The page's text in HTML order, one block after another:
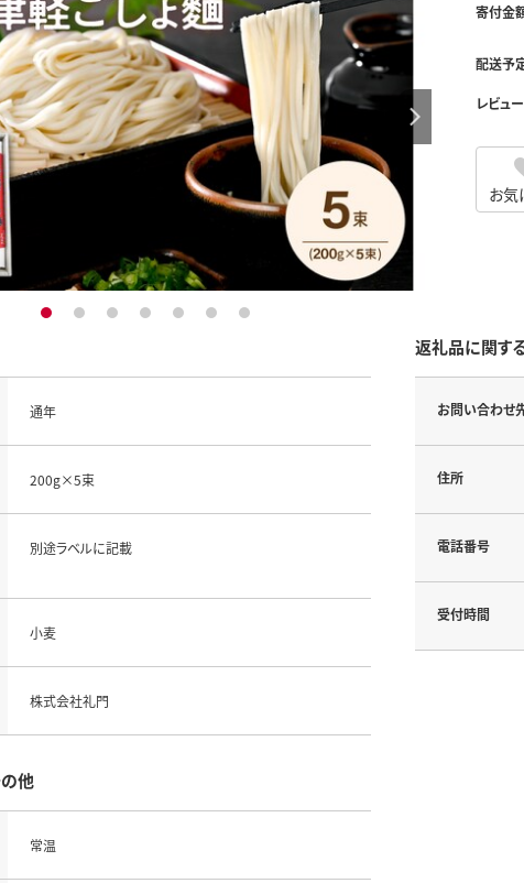
1 2 3 4 5 6 7
寄付金
配送予
レビュー
お気
通年
200g×5束
別途ラベルに記載
小麦
株式会社礼門
の他
常温
返礼品に関す
お問い合わせ
住所
電話番号
受付時間